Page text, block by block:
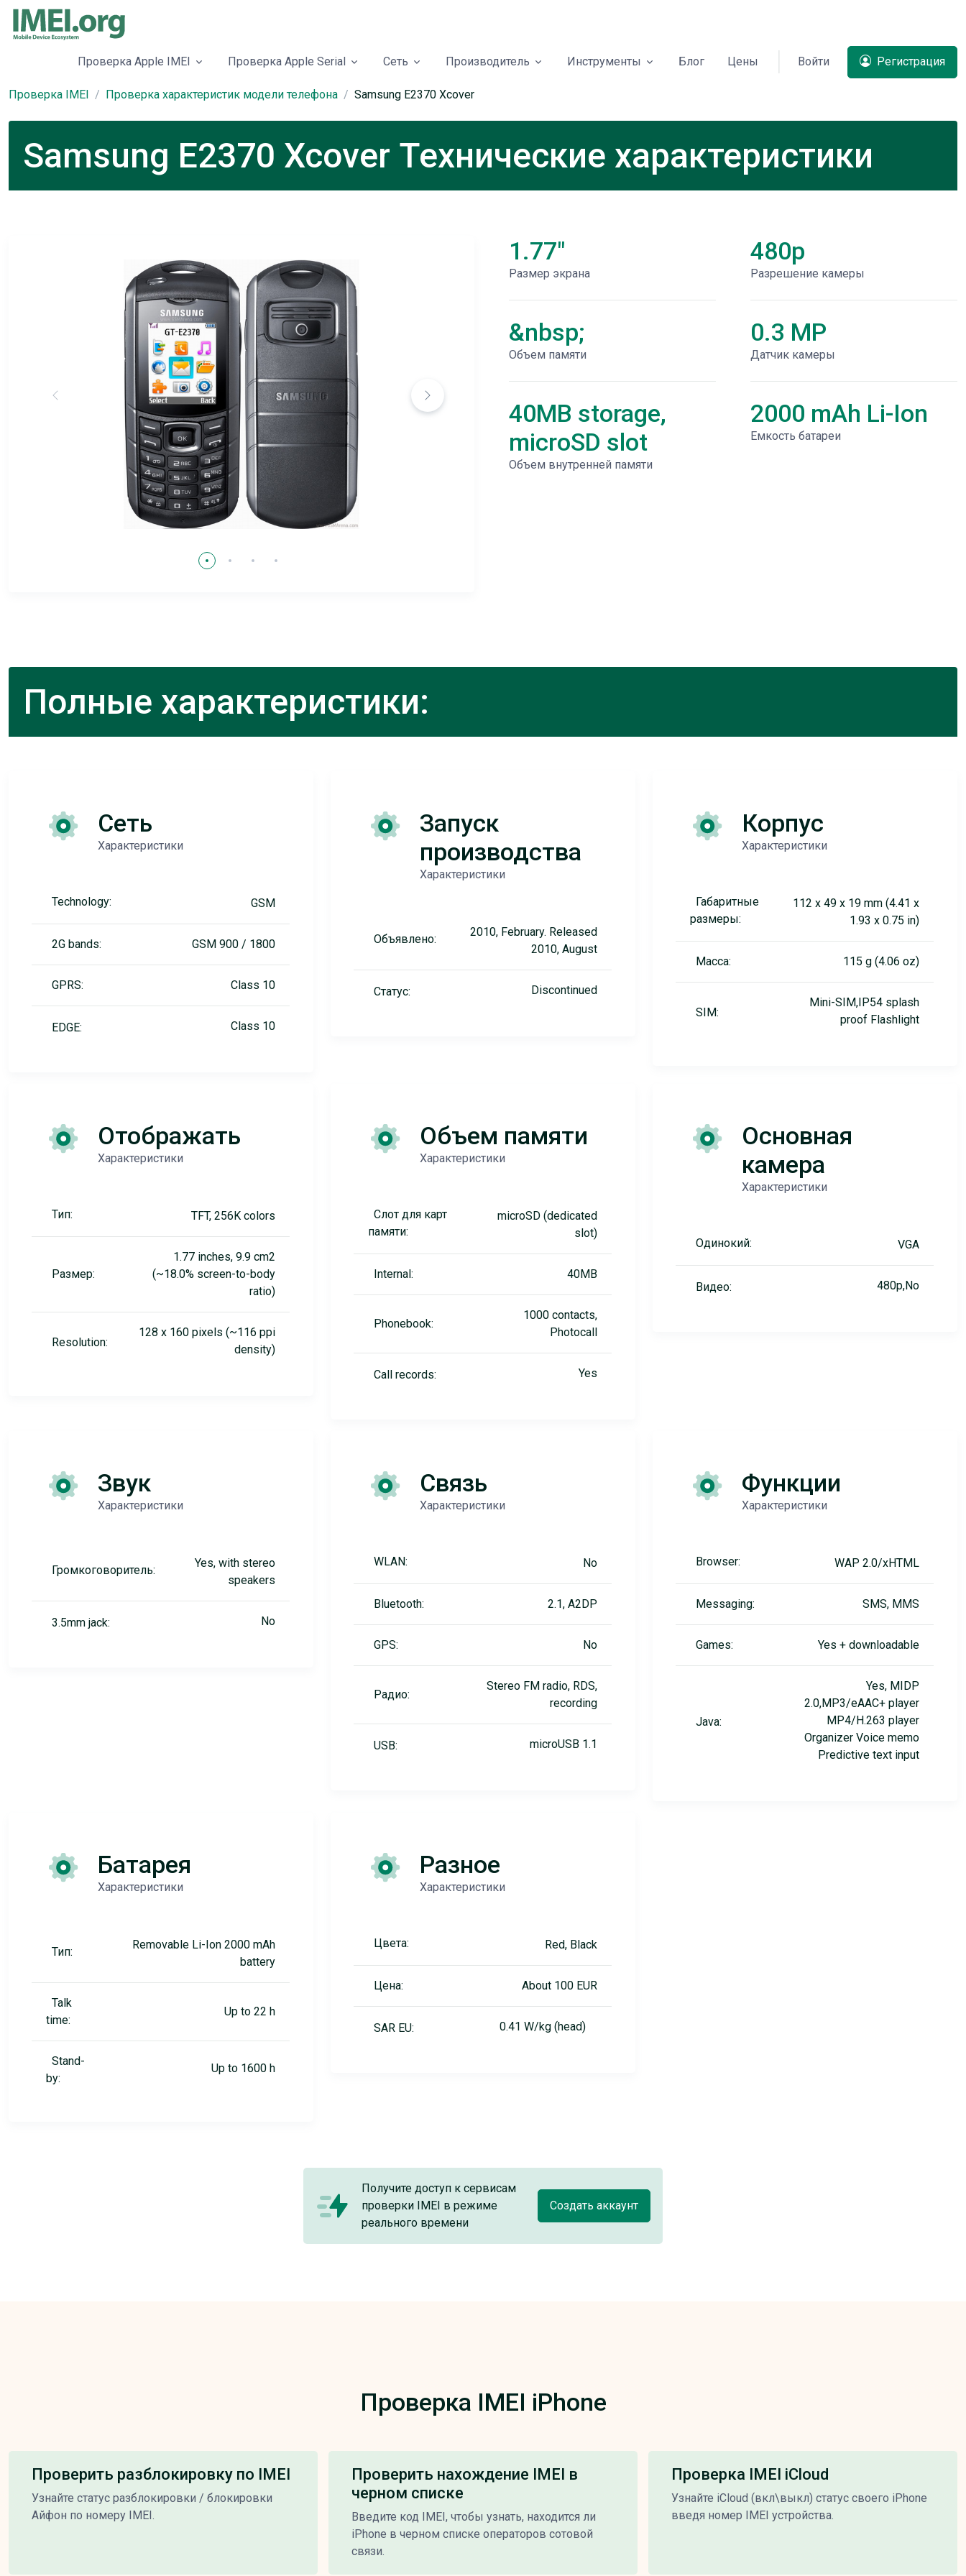
Проверка Apple IMEI Проверка Apple Serial Сеть Производитель Инструменты Блог Цены Войти Регистрация
Проверка IMEI Проверка характеристик модели телефона Samsung E2370 Xcover
Samsung E2370 Xcover Технические характеристики
1.77"
Размер экрана
&nbsp;
Объем памяти
40MB storage,
microSD slot
Объем внутренней памяти
480p
Разрешение камеры
0.3 MP
Датчик камеры
2000 mAh Li-Ion
Емкость батареи
Полные характеристики:
Сеть
Характеристики
Technology: GSM
2G bands: GSM 900 / 1800
GPRS: Class 10
EDGE: Class 10
Запуск
производства
Характеристики
Объявлено:
2010, February. Released
2010, August
Статус: Discontinued
Корпус
Характеристики
Габаритные
размеры:
112 x 49 x 19 mm (4.41 x
1.93 x 0.75 in)
Масса: 115 g (4.06 oz)
SIM:
Mini-SIM,IP54 splash
proof Flashlight
Отображать
Характеристики
Тип: TFT, 256K colors
Размер:
1.77 inches, 9.9 cm2
(~18.0% screen-to-body
ratio)
Resolution:
128 x 160 pixels (~116 ppi
density)
Объем памяти
Характеристики
Слот для карт
памяти:
microSD (dedicated
slot)
Internal: 40MB
Phonebook:
1000 contacts,
Photocall
Call records: Yes
Основная
камера
Характеристики
Одинокий: VGA
Видео: 480p,No
Звук
Характеристики
Громкоговоритель:
Yes, with stereo
speakers
3.5mm jack: No
Связь
Характеристики
WLAN: No
Bluetooth: 2.1, A2DP
GPS: No
Радио:
Stereo FM radio, RDS,
recording
USB: microUSB 1.1
Функции
Характеристики
Browser: WAP 2.0/xHTML
Messaging: SMS, MMS
Games: Yes + downloadable
Java:
Yes, MIDP
2.0,MP3/eAAC+ player
MP4/H.263 player
Organizer Voice memo
Predictive text input
Батарея
Характеристики
Тип:
Removable Li-Ion 2000 mAh
battery
Talk
time:
Up to 22 h
Stand-
by:
Up to 1600 h
Разное
Характеристики
Цвета: Red, Black
Цена: About 100 EUR
SAR EU: 0.41 W/kg (head)
Получите доступ к сервисам
проверки IMEI в режиме
реального времени
Создать аккаунт
Проверка IMEI iPhone
Проверить разблокировку по IMEI
Узнайте статус разблокировки / блокировки
Айфон по номеру IMEI.
Проверить нахождение IMEI в
черном списке
Введите код IMEI, чтобы узнать, находится ли
iPhone в черном списке операторов сотовой
связи.
Проверка IMEI iCloud
Узнайте iCloud (вкл\выкл) статус своего iPhone
введя номер IMEI устройства.